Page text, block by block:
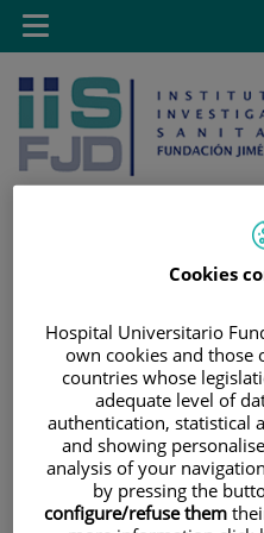
Jump to content
content
Toggle
navigation
Cookies
Hospital Universitario
own cookies and those
countries whose
adequate level of
authentication, statistical
and showing
analysis of your
by pressing the
configure/refuse them